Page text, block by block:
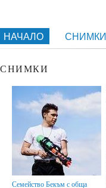
НАЧАЛО СНИМКИ
СНИМКИ
Семейство Бекъм с обща